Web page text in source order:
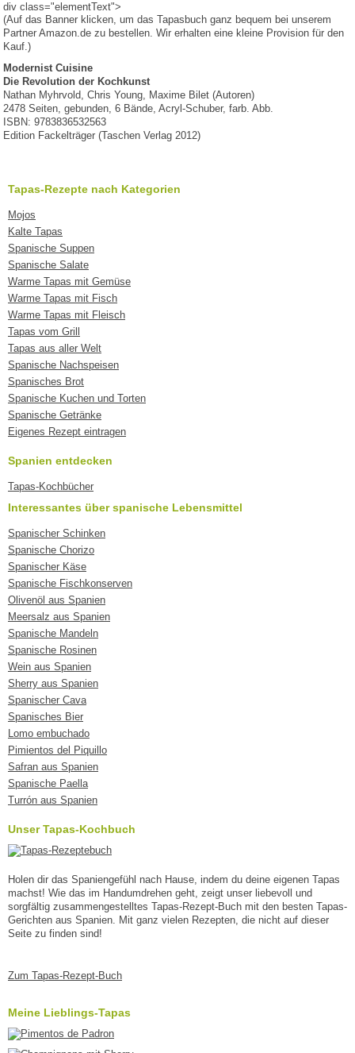
div class="elementText">
(Auf das Banner klicken, um das Tapasbuch ganz bequem bei unserem
Partner Amazon.de zu bestellen. Wir erhalten eine kleine Provision für den
Kauf.)
Modernist Cuisine
Die Revolution der Kochkunst
Nathan Myhrvold, Chris Young, Maxime Bilet (Autoren)
2478 Seiten, gebunden, 6 Bände, Acryl-Schuber, farb. Abb.
ISBN: 9783836532563
Edition Fackelträger (Taschen Verlag 2012)
Tapas-Rezepte nach Kategorien
Mojos
Kalte Tapas
Spanische Suppen
Spanische Salate
Warme Tapas mit Gemüse
Warme Tapas mit Fisch
Warme Tapas mit Fleisch
Tapas vom Grill
Tapas aus aller Welt
Spanische Nachspeisen
Spanisches Brot
Spanische Kuchen und Torten
Spanische Getränke
Eigenes Rezept eintragen
Spanien entdecken
Tapas-Kochbücher
Interessantes über spanische Lebensmittel
Spanischer Schinken
Spanische Chorizo
Spanischer Käse
Spanische Fischkonserven
Olivenöl aus Spanien
Meersalz aus Spanien
Spanische Mandeln
Spanische Rosinen
Wein aus Spanien
Sherry aus Spanien
Spanischer Cava
Spanisches Bier
Lomo embuchado
Pimientos del Piquillo
Safran aus Spanien
Spanische Paella
Turrón aus Spanien
Unser Tapas-Kochbuch
Holen dir das Spaniengefühl nach Hause, indem du deine eigenen Tapas
machst! Wie das im Handumdrehen geht, zeigt unser liebevoll und
sorgfältig zusammengestelltes Tapas-Rezept-Buch mit den besten Tapas-
Gerichten aus Spanien. Mit ganz vielen Rezepten, die nicht auf dieser
Seite zu finden sind!
Zum Tapas-Rezept-Buch
Meine Lieblings-Tapas